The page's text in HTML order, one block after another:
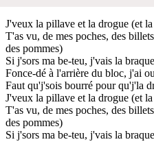
J'veux la pillave et la drogue (et
T'as vu, de mes poches, des
des pommes)
Si j'sors ma be-teu, j'vais la
Fonce-dé à l'arrière du bloc, j'ai
Faut qu'j'sois bourré pour qu'j'la
J'veux la pillave et la drogue (et
T'as vu, de mes poches, des
des pommes)
Si j'sors ma be-teu, j'vais la